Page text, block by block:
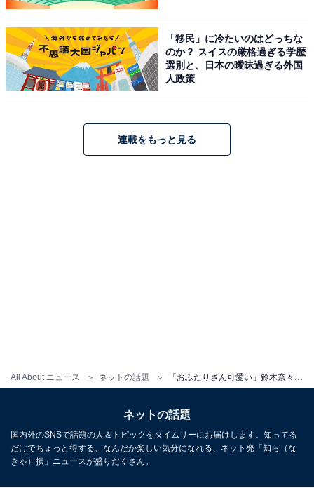
All About ニュース ネットの話題
「移民」に冷たいのはどっちな
のか？ スイスの厳格過ぎる学歴
選別と、日本の曖昧過ぎる外国
人政策
連載をもっと見る
ネットの話題
国内外のSNSで話題の人＆トピックをタイムリーにお届けします。知ってる
だけでちょっと得する、なんだか楽しい気分になれる、ネット発「知ら（な
きゃ）損」ニュースが盛りだくさん。